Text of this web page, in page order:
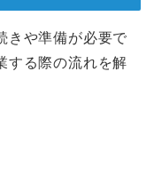
きや準備が必要で
する際の流れを解